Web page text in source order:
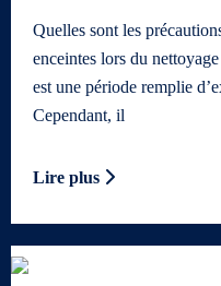
Quelles sont les
enceintes lors du
est une période remplie
Cependant, il
Lire plus